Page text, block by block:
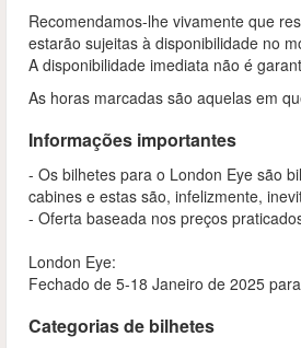
Recomendamos-lhe vivamente que
estarão sujeitas à disponibilidade no
A disponibilidade imediata não é
As horas marcadas são aquelas em
Informações importantes
- Os bilhetes para o London Eye são
cabines e estas são, infelizmente,
- Oferta baseada nos preços
London Eye:
Fechado de 5-18 Janeiro de 2025
Categorias de bilhetes